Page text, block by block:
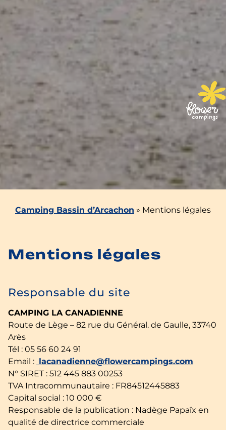
Camping Bassin d’Arcachon » Mentions légales
Mentions légales
Responsable du site
CAMPING LA CANADIENNE
Route de Lège – 82 rue du Général. de Gaulle, 33740
Arès
Tél : 05 56 60 24 91
Email : lacanadienne@flowercampings.com
N° SIRET : 512 445 883 00253
TVA Intracommunautaire : FR84512445883
Capital social : 10 000 €
Responsable de la publication : Nadège Papaïx en
qualité de directrice commerciale